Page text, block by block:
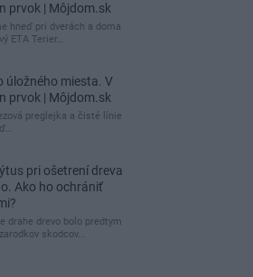
prvok | Môjdom.sk
hneď pri dverách a doma
ETA Terier…
úložného miesta. V
prvok | Môjdom.sk
preglejka a čisté línie
pri ošetrení dreva
Ako ho ochrániť
drahe drevo bolo predtym
skodcov...